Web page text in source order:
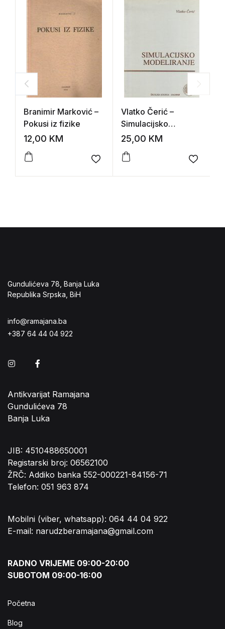
Branimir Marković –
Pokusi iz fizike
12,00 KM
Add to wishlist
Vlatko Čerić –
Simulacijsko
modeliranje
25,00 KM
Add to
Gundulićeva 78, Banja Luka
Republika Srpska, BiH
info@ramajana.ba
+387 64 44 04 922
Instagram
Antikvarijat Ramajana
Gundulićeva 78
Banja Luka
JIB: 4510488650001
Registarski broj: 06562100
ŽRČ: Addiko banka 552-000221-84156-71
Telefon: 051 963 874
Mobilni (viber, whatsapp): 064 44 04 922
E-mail: narudzberamajana@gmail.com
RADNO VRIJEME 09:00-20:00
SUBOTOM 09:00-16:00
Početna
Blog